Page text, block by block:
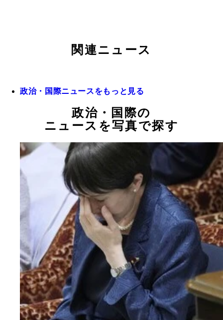
関連ニュース
政治・国際ニュースをもっと見る
政治・国際の
ニュースを写真で探す